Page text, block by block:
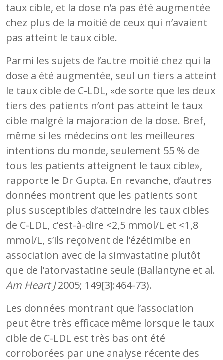
taux cible, et la dose n’a pas été augmentée
chez plus de la moitié de ceux qui n’avaient
pas atteint le taux cible.
Parmi les sujets de l’autre moitié chez qui la
dose a été augmentée, seul un tiers a atteint
le taux cible de C-LDL, «de sorte que les deux
tiers des patients n’ont pas atteint le taux
cible malgré la majoration de la dose. Bref,
même si les médecins ont les meilleures
intentions du monde, seulement 55 % de
tous les patients atteignent le taux cible»,
rapporte le Dr Gupta. En revanche, d’autres
données montrent que les patients sont
plus susceptibles d’atteindre les taux cibles
de C-LDL, c’est-à-dire <2,5 mmol/L et <1,8
mmol/L, s’ils reçoivent de l’ézétimibe en
association avec de la simvastatine plutôt
que de l’atorvastatine seule (Ballantyne et al.
Am Heart J2005; 149[3]:464-73).
Les données montrant que l’association
peut être très efficace même lorsque le taux
cible de C-LDL est très bas ont été
corroborées par une analyse récente des